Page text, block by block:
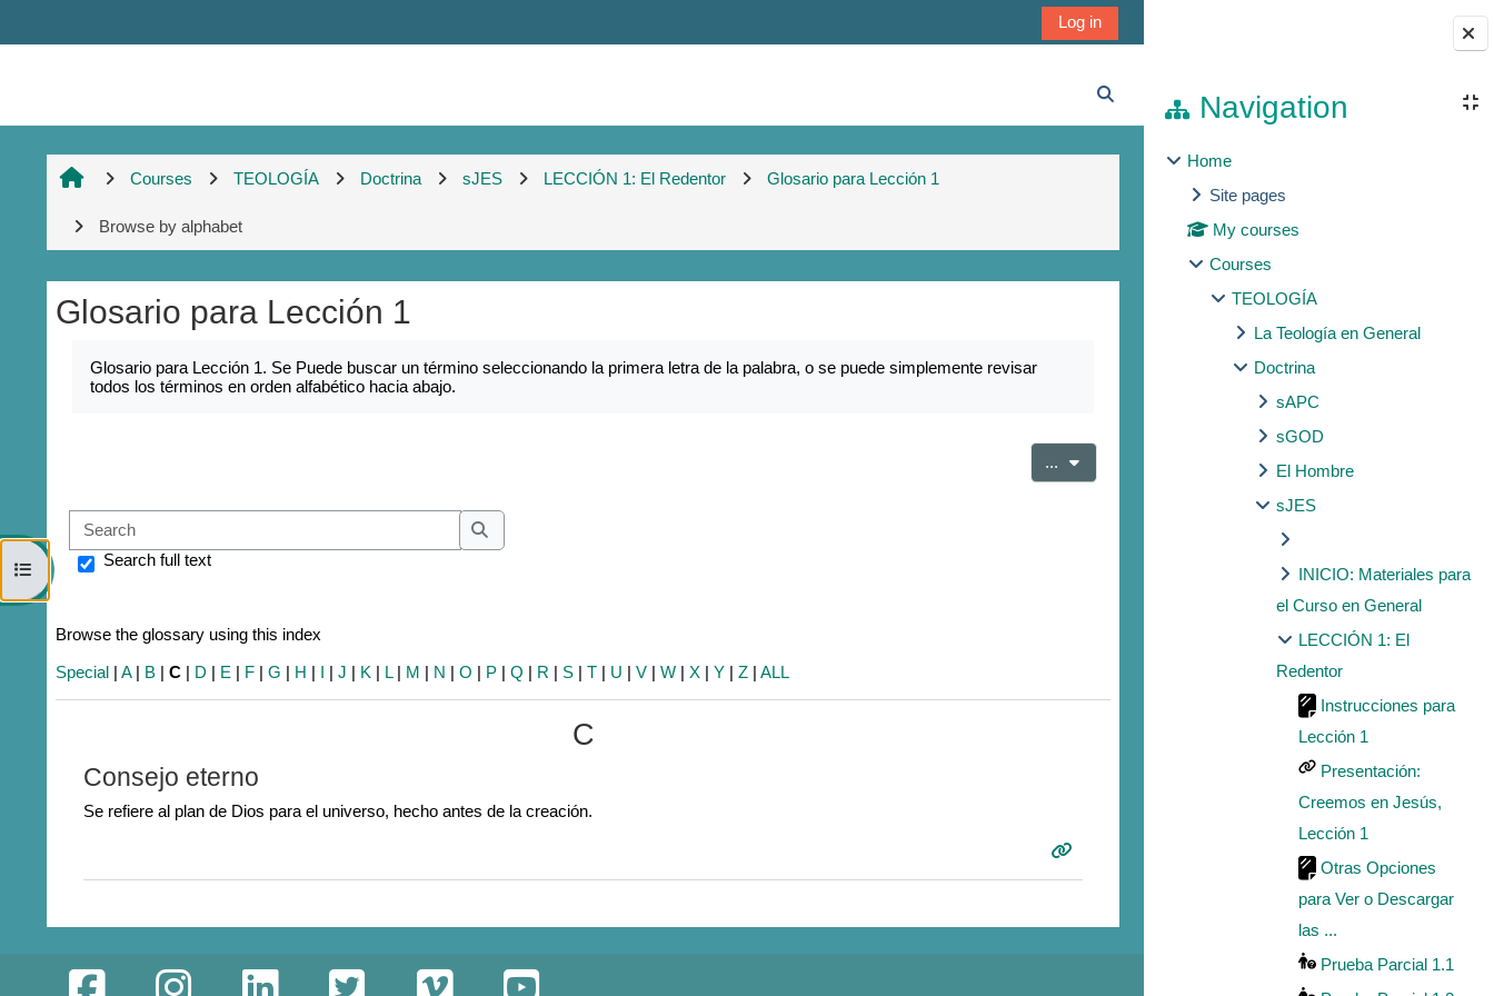
Blocks
Navigation
Home
Site pages
My courses
Courses
TEOLOGÍA
La Teología en General
Doctrina
sAPC
sGOD
El Hombre
sJES
INICIO: Materiales para
el Curso en General
LECCIÓN 1: El
Redentor
Instrucciones para
Lección 1
Presentación:
Creemos en Jesús,
Lección 1
Otras Opciones
para Ver o Descargar
las ...
Prueba Parcial 1.1
Log in
Toggle search input
Open course index
Courses TEOLOGÍA Doctrina sJES LECCIÓN 1: El Redentor Glosario para Lección 1
Browse by alphabet
Glosario para Lección 1
Glosario para Lección 1. Se Puede buscar un término seleccionando la primera letra de la palabra, o se puede simplemente revisar
todos los términos en orden alfabético hacia abajo.
... Export entries
Search
Search
Search full text
Browse the glossary using this index
Special |A| B |C | D | E | F |G | H | I |J | K | L| M | N |O | P |Q | R | S |T | U |V |W |X |Y |Z |ALL
C
Consejo eterno
Se refiere al plan de Dios para el universo, hecho antes de la creación.